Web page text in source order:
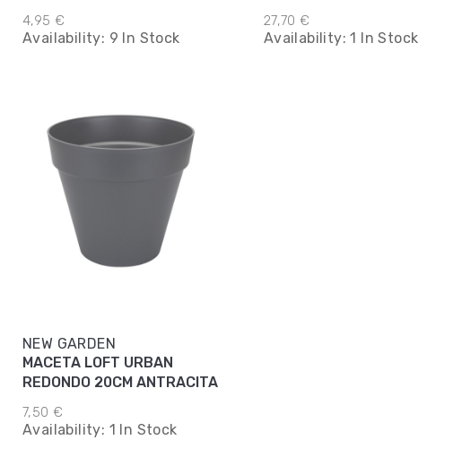
4,95 €
Availability: 9 In Stock
27,70 €
Availability:1 In Stock
NEW GARDEN
MACETA LOFT URBAN
REDONDO 20CM ANTRACITA
7,50 €
Availability: 1 In Stock